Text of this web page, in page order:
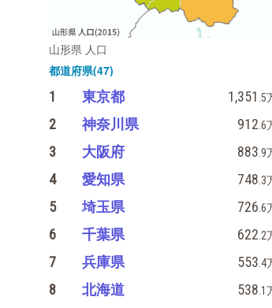
山形県 人口
都道府県(47)
1 東京都 1,351 .5
2 神奈川県 912 .6
3 大阪府 883 .9
4 愛知県 748 .3
5 埼玉県 726 .6
6 千葉県 622 .2
7 兵庫県 553 .4
8 北海道 538 .1